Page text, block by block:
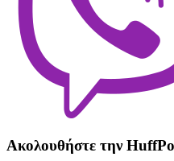
Ακολουθήστε την